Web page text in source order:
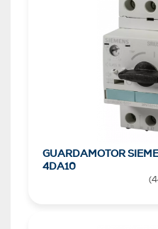
GUARDAMOTOR
4DA10
(